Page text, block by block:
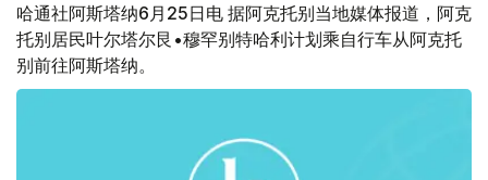
哈通社阿斯塔纳6月25日电 据阿克托别当地媒体报道，阿克
托别居民叶尔塔尔艮•穆罕别特哈利计划乘自行车从阿克托
别前往阿斯塔纳。